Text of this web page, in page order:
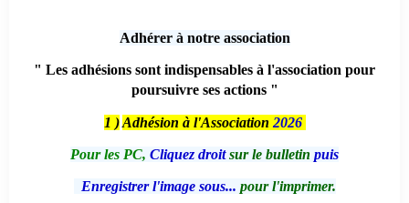
Adhérer à notre association
" Les adhésions sont indispensables à l'association pour
poursuivre ses actions "
1 ) Adhésion à l'Association 2026
Pour les PC, Cliquez droitsur le bulletin puis
Enregistrer l'image sous... pour l'imprimer.